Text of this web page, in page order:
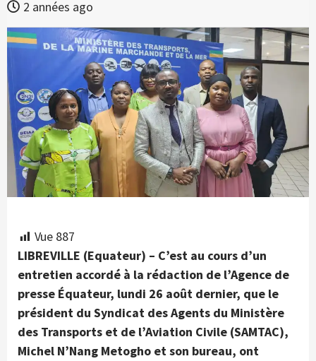
2 années ago
Vue 887
LIBREVILLE (Equateur) – C’est au cours d’un
entretien accordé à la rédaction de l’Agence de
presse Équateur, lundi 26 août dernier, que le
président du Syndicat des Agents du Ministère
des Transports et de l’Aviation Civile (SAMTAC),
Michel N’Nang Metogho et son bureau, ont